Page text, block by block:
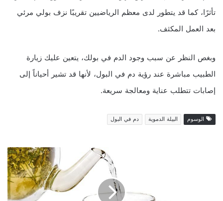
تأثرًا، كما قد يتطور لدى معظم الرياضيين تقريبًا نزف بولي مرئي
بعد العمل المكثف.
وبغص النظر عن سبب وجود الدم في بولك، يتعين عليك زيارة
الطبيب مباشرة عند رؤية دم في البول، لأنها قد تشير أحياناً إلى
إصابات تتطلب عناية ومعالجة سريعة.
الوسوم البيلة الدموية دم في البول